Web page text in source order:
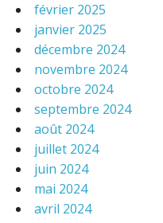
février 2025
janvier 2025
décembre 2024
novembre 2024
octobre 2024
septembre 2024
août 2024
juillet 2024
juin 2024
mai 2024
avril 2024